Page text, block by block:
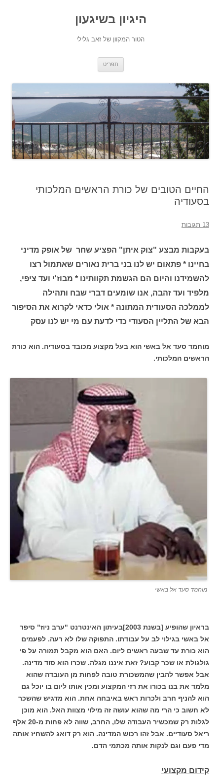
היגיון בשיגעון
הטור המקוון של זאב גלילי
תפריט
החיים הטובים של כורת הראשים המלכותי
בסעודיה
13 תגובות
בעקבות מבצע "צוק איתן" הפציע שחר של אופק מדיני
בחיינו * פתאום יש לנו בני ברית נאורים שאתמול רצו
להשמידנו והיום הם הגשמת תקוותינו * מבוז'י ועד ציפי,
מלפיד ועד זהבה, אנו שומעים דברי שבח ותהילה
לממלכה הסעודית המתונה * אולי כדאי לקרוא את הסיפור
הבא של התליין הסעודי כדי לדעת עם מי יש לנו עסק
מוחמד סעד אל באשי הוא בעל מקצוע מכובד בסעודיה. הוא כורת
הראשים המלכותי.
מוחמד סעד אל באשי
בראיון שהופיע [בשנת 2003]בעיתון האינטרנט "ערב ניוז" סיפר
אל באשי בגילוי לב על עבודתו. התפוקה שלו לא רעה. לפעמים
הוא כורת עד שבעה ראשים ליום. האם הוא מקבל תמורה על פי
גולגולת או שכר קבוע? זאת איננו מגלה. שכרו הוא סוד מדינה.
אבל אפשר להבין שהמשכורת טובה לפחות מן העובדה שהוא
מלמד את בנו בכורו את רזי המקצוע ומכין אותו ליום בו יוכל גם
הוא להניף חרב ולכרות ראש באיבחה אחת. הוא מדגיש שהשכר
לא חשוב כי הרי מה שהוא עושה זה מילוי מצוות האל. הוא מוכן
לגלות רק שמכשיר העבודה שלו, החרב, שווה לא פחות מ-20 אלף
ריאל סעודיים. אבל זהו רכוש המדינה. הוא רק דואג להשחיז אותה
מדי פעם וגם לנקות אותה מכתמי הדם.
קידום מקצועי